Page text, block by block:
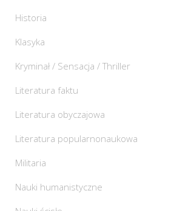
Historia
Klasyka
Kryminał / Sensacja / Thriller
Literatura faktu
Literatura obyczajowa
Literatura popularnonaukowa
Militaria
Nauki humanistyczne